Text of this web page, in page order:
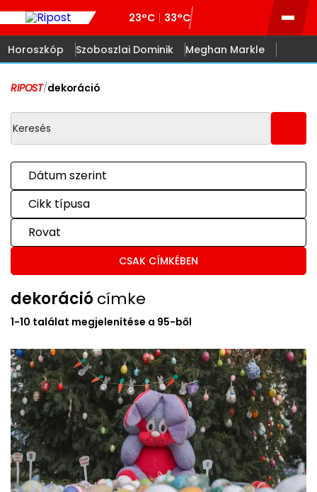
23°C 33°C
Horoszkóp Szoboszlai Dominik Meghan Markle
RIPOST/dekoráció
Dátum szerint
Cikk típusa
Rovat
CSAK CÍMKÉBEN
dekorációcímke
1-10 találat megjelenítése a 95-ből